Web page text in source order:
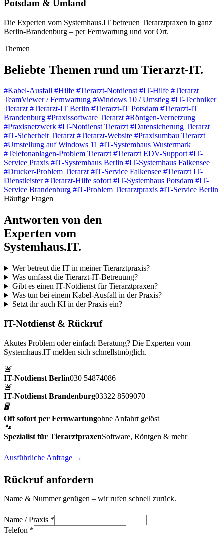
Potsdam & Umland
Die Experten vom Systemhaus.IT betreuen Tierarztpraxen in ganz
Berlin-Brandenburg – per Fernwartung und vor Ort.
Themen
Beliebte Themen rund um Tierarzt-IT.
#Kabel-Ausfall #Hilfe #Tierarzt-Notdienst #IT-Hilfe #Tierarzt
TeamViewer / Fernwartung #Windows 10 / Umstieg #IT-Techniker
Tierarzt #Tierarzt-IT Berlin #Tierarzt-IT Potsdam #Tierarzt-IT
Brandenburg #Praxissoftware Tierarzt #Röntgen-Vernetzung
#Praxisnetzwerk #IT-Notdienst Tierarzt #Datensicherung Tierarzt
#IT-Sicherheit Tierarzt #Tierarzt-Website #Praxisumbau Tierarzt
#Umstellung auf Windows 11 #IT-Systemhaus Wustermark
#Telefonanlagen-Problem Tierarzt #Tierarzt EDV-Support #IT-
Service Praxis #IT-Systemhaus Berlin #IT-Systemhaus Falkensee
#Drucker-Problem Tierarzt #IT-Service Falkensee #Tierarzt IT-
Dienstleister #Tierarzt-Hilfe sofort #IT-Systemhaus Potsdam #IT-
Service Brandenburg #IT-Problem Tierarztpraxis #IT-Service Berlin
Häufige Fragen
Antworten von den
Experten vom
Systemhaus.IT.
Wer betreut die IT in meiner Tierarztpraxis?
Was umfasst die Tierarzt-IT-Betreuung?
Gibt es einen IT-Notdienst für Tierarztpraxen?
Was tun bei einem Kabel-Ausfall in der Praxis?
Setzt ihr auch KI in der Praxis ein?
IT-Notdienst & Rückruf
Akutes Problem oder einfach Beratung? Die Experten vom
Systemhaus.IT melden sich schnellstmöglich.
🚨
IT-Notdienst Berlin030 54874086
🚨
IT-Notdienst Brandenburg03322 8509070
🖥️
Oft sofort per Fernwartungohne Anfahrt gelöst
🐾
Spezialist für TierarztpraxenSoftware, Röntgen & mehr
Ausführliche Anfrage →
Rückruf anfordern
Name & Nummer genügen – wir rufen schnell zurück.
Name / Praxis *
Telefon *